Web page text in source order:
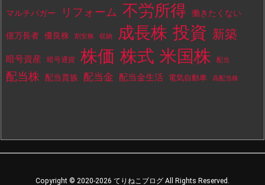
マルチバガー リフォーム 不労所得 働きたくない
億万長者 優良株 割安株 収納 成長株 投資 新築
暗号資産 暗号通貨 株価 株式 米国株 配当
配当株 配当貴族 配当金 配当金生活 電気自動車 高配当株
Copyright © 2020-2026 てりねこブログ All Rights Reserved.